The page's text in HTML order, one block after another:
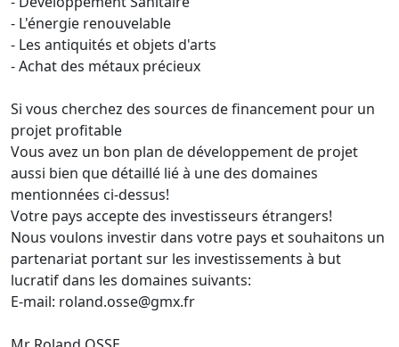
- L'énergie renouvelable
- Les antiquités et objets d'arts
- Achat des métaux précieux
Si vous cherchez des sources de financement pour un
projet profitable
Vous avez un bon plan de développement de projet
aussi bien que détaillé lié à une des domaines
mentionnées ci-dessus!
Votre pays accepte des investisseurs étrangers!
Nous voulons investir dans votre pays et souhaitons un
partenariat portant sur les investissements à but
lucratif dans les domaines suivants:
E-mail: roland.osse@gmx.fr